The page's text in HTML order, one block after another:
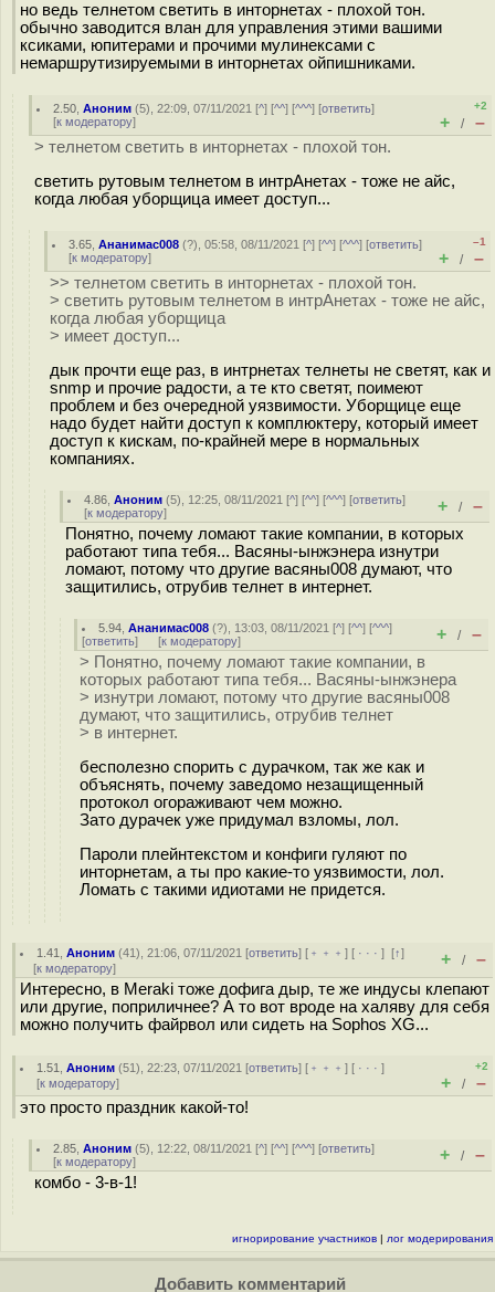
но ведь телнетом светить в инторнетах - плохой тон.
обычно заводится влан для управления этими вашими
ксиками, юпитерами и прочими мулинексами с
немаршрутизируемыми в инторнетах ойпишниками.
2.50 ,Аноним (5), 22:09, 07/11/2021 [^] [^^] [^^^] [ответить]
[к модератору]
+2
+ / –
> телнетом светить в инторнетах - плохой тон.
светить рутовым телнетом в интрАнетах - тоже не айс,
когда любая уборщица имеет доступ...
3.65 ,Ананимас008 (?), 05:58, 08/11/2021 [^] [^^] [^^^] [ответить]
[к модератору]
–1
+ / –
>> телнетом светить в инторнетах - плохой тон.
> светить рутовым телнетом в интрАнетах - тоже не айс,
когда любая уборщица
> имеет доступ...
дык прочти еще раз, в интрнетах телнеты не светят, как и
snmp и прочие радости, а те кто светят, поимеют
проблем и без очередной уязвимости. Уборщице еще
надо будет найти доступ к комплюктеру, который имеет
доступ к кискам, по-крайней мере в нормальных
компаниях.
4.86 ,Аноним (5), 12:25, 08/11/2021 [^] [^^] [^^^] [ответить]
[к модератору] + / –
Понятно, почему ломают такие компании, в которых
работают типа тебя... Васяны-ынжэнера изнутри
ломают, потому что другие васяны008 думают, что
защитились, отрубив телнет в интернет.
5.94 ,Ананимас008 (?), 13:03, 08/11/2021 [^] [^^] [^^^]
[ответить] [к модератору] + / –
> Понятно, почему ломают такие компании, в
которых работают типа тебя... Васяны-ынжэнера
> изнутри ломают, потому что другие васяны008
думают, что защитились, отрубив телнет
> в интернет.
бесполезно спорить с дурачком, так же как и
объяснять, почему заведомо незащищенный
протокол огораживают чем можно.
Зато дурачек уже придумал взломы, лол.
Пароли плейнтекстом и конфиги гуляют по
инторнетам, а ты про какие-то уязвимости, лол.
Ломать с такими идиотами не придется.
1.41 ,Аноним (41), 21:06, 07/11/2021 [ответить] [ ﹢﹢﹢] [ · · ·][↑]
[к модератору] + / –
Интересно, в Meraki тоже дофига дыр, те же индусы клепают
или другие, поприличнее? А то вот вроде на халяву для себя
можно получить файрвол или сидеть на Sophos XG...
1.51 ,Аноним (51), 22:23, 07/11/2021 [ответить] [ ﹢﹢﹢] [ · · ·]
[к модератору]
+2
+ / –
это просто праздник какой-то!
2.85 ,Аноним (5), 12:22, 08/11/2021 [^] [^^] [^^^] [ответить]
[к модератору] + / –
комбо - 3-в-1!
игнорирование участников | лог модерирования
Добавить комментарий